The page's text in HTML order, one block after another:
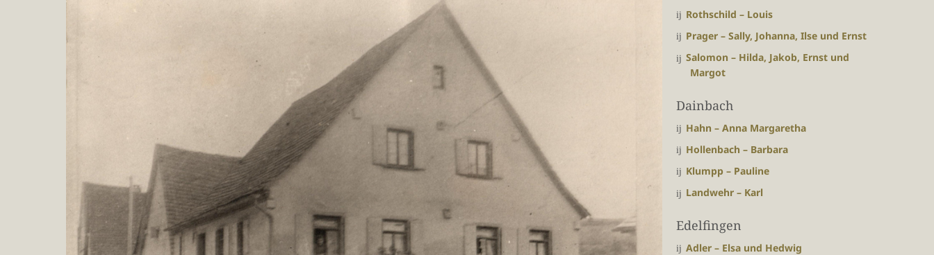
Rothschild – Louis
Prager – Sally, Johanna, Ilse und Ernst
Salomon – Hilda, Jakob, Ernst und
Margot
Dainbach
Hahn – Anna Margaretha
Hollenbach – Barbara
Klumpp – Pauline
Landwehr – Karl
Edelfingen
Adler – Elsa und Hedwig